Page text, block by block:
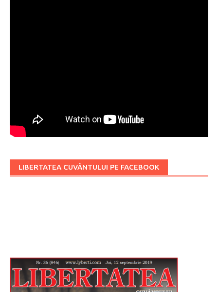
LIBERTATEA CUVÂNTULUI PE FACEBOOK